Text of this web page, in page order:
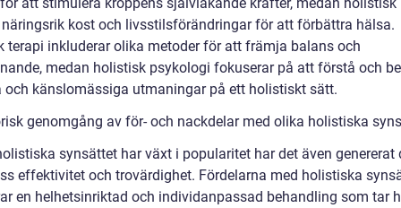
kost och livsstilsförändringar för att förbättra hälsa.
terapi inkluderar olika metoder för att främja balans och
medan holistisk psykologi fokuserar på att förstå och
och känslomässiga utmaningar på ett holistiskt sätt.
genomgång av för- och nackdelar med olika holistiska
synsättet har växt i popularitet har det även genererat
effektivitet och trovärdighet. Fördelarna med holistiska
en helhetsinriktad och individanpassad behandling som tar